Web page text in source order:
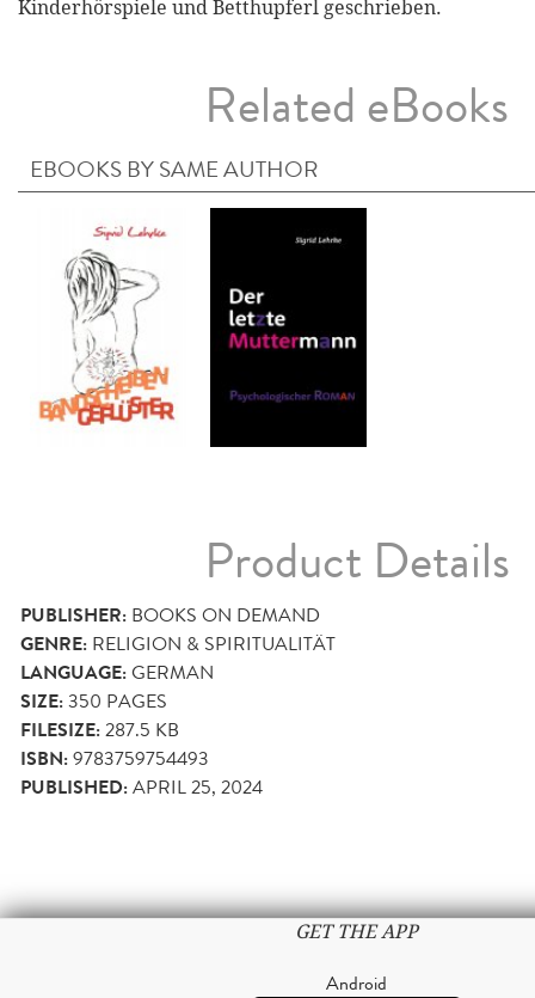
Kinderhörspiele und Betthupferl geschrieben.
Related eBooks
EBOOKS BY SAME AUTHOR
Product Details
PUBLISHER: BOOKS ON DEMAND
GENRE: RELIGION & SPIRITUALITÄT
LANGUAGE:GERMAN
SIZE:350 PAGES
FILESIZE:287.5 KB
ISBN:9783759754493
PUBLISHED:APRIL 25, 2024
GET THE APP
Android